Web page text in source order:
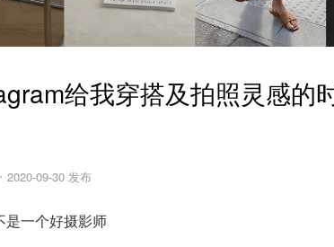
给我穿搭及拍照灵感的
2020-09-30 发布
是一个好摄影师